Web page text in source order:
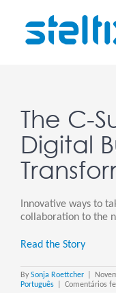
content
The C-
Digital
Innovative ways to
collaboration to the
Read the Story
By Sonja Roettcher
Português
Comentários